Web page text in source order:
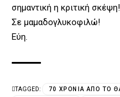
σημαντική η κριτική σκέψη!
Σε μαμαδογλυκοφιλώ!
Εύη.
TAGGED:
70 ΧΡΌΝΙΑ ΑΠΌ ΤΟ